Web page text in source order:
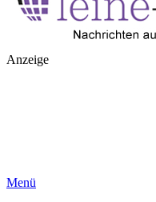
Anzeige
Menü